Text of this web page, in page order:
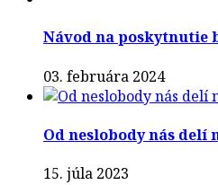
Návod na poskytnutie
03. februára 2024
Od neslobody nás delí
15. júla 2023